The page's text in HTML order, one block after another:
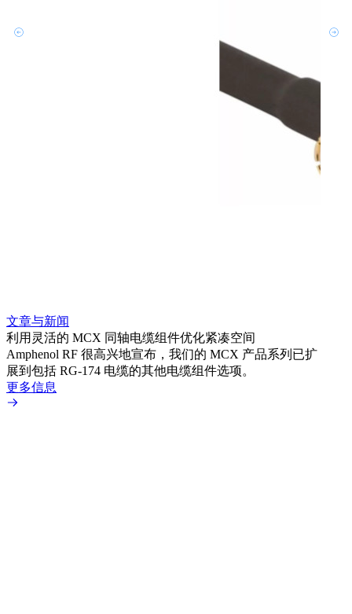
文章与新闻
利用灵活的 MCX 同轴电缆组件优化紧凑空间
Amphenol RF 很高兴地宣布，我们的 MCX 产品系列已扩
展到包括 RG-174 电缆的其他电缆组件选项。
更多信息